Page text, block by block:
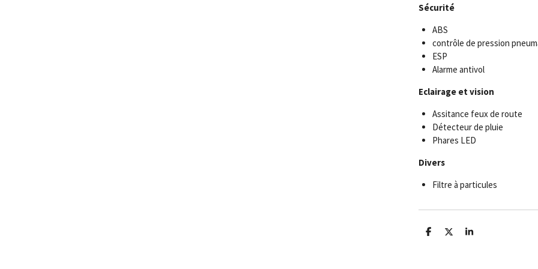
Sécurité
ABS
contrôle de pression
ESP
Alarme antivol
Eclairage et vision
Assitance feux de route
Détecteur de pluie
Phares LED
Divers
Filtre à particules
P
P
P